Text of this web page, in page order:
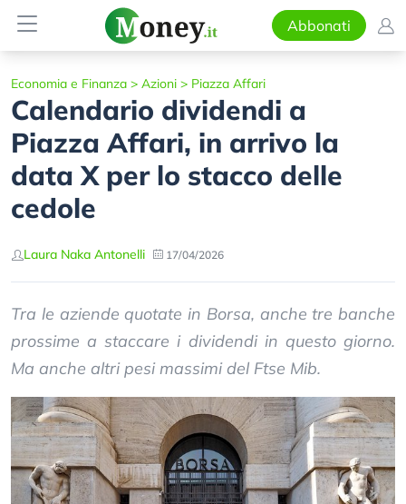
Abbonati
Economia e Finanza > Azioni > Piazza Affari
Calendario dividendi a
Piazza Affari, in arrivo la
data X per lo stacco delle
cedole
Laura Naka Antonelli 17/04/2026
Tra le aziende quotate in Borsa, anche tre banche
prossime a staccare i dividendi in questo giorno.
Ma anche altri pesi massimi del Ftse Mib.